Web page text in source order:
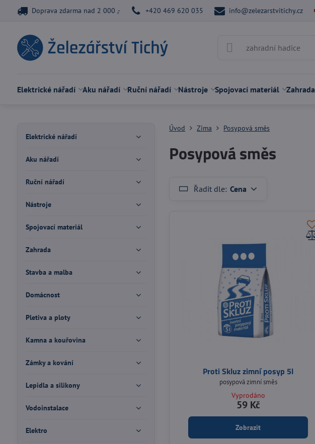
Doprava zdarma nad 2 000 ,- +420 469 620 035 info@zelezarstvitichy.cz
Elektrické nářadí Aku nářadí Ruční nářadí Nástroje Spojovací materiál Zahrada
Úvod Zima Posypová směs
Posypová směs
Řadit dle: Cena
Proti Skluz zimní posyp 5l
posypová zimní směs
Vyprodáno
59 Kč
Zobrazit
Elektrické nářadí
Aku nářadí
Ruční nářadí
Nástroje
Spojovací materiál
Zahrada
Stavba a malba
Domácnost
Pletiva a ploty
Kamna a kouřovina
Zámky a kování
Lepidla a silikony
Vodoinstalace
Elektro